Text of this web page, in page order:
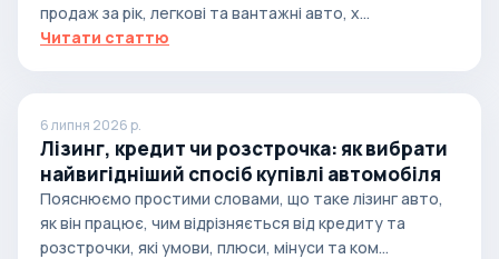
продаж за рік, легкові та вантажні авто, х...
Читати статтю
6 липня 2026 р.
Лізинг, кредит чи розстрочка: як вибрати
найвигідніший спосіб купівлі автомобіля
Пояснюємо простими словами, що таке лізинг авто,
як він працює, чим відрізняється від кредиту та
розстрочки, які умови, плюси, мінуси та ком...